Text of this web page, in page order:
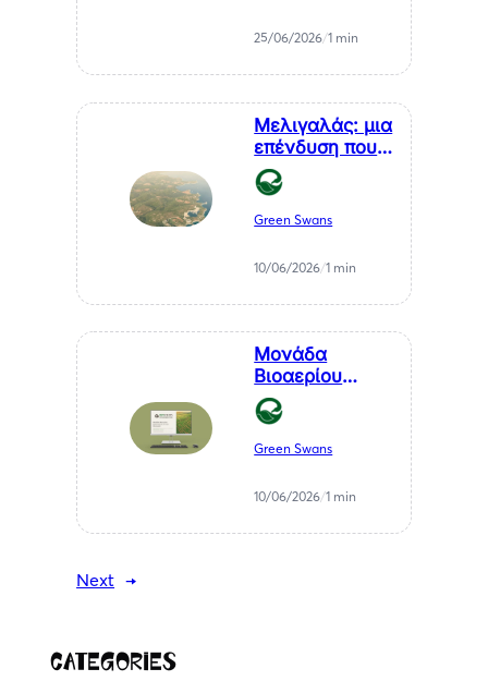
της Χιλής στη
Θεσσαλονίκη, κ.
Αθανάσιου
25/06/2026/1 min
Μελιγαλάς: μια
επένδυση που
μετατρέπει ένα
χρόνιο
πρόβλημα της
Μεσσηνίας σε
ενέργεια
Green Swans
10/06/2026/1 min
Μονάδα
Βιοαερίου
Βιοστερεά Α.Ε.
στον Μελιγαλά
Green Swans
10/06/2026/1 min
Next →
Categories